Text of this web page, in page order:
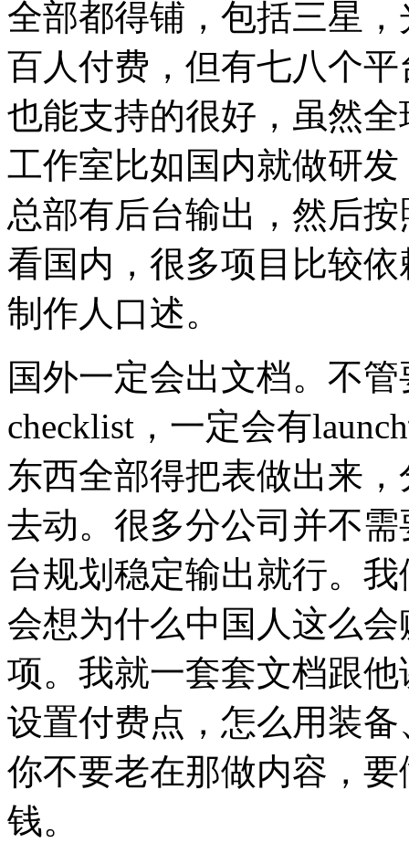
全部都得铺，包括三星
百人付费，但有七八个
也能支持的很好，虽然
工作室比如国内就做研
总部有后台输出，然后
看国内，很多项目比较
制作人口述。
国外一定会出文档。 不管
checklist，一定会有
东西全部得把表做出来
去动。 很多分公司并不
台规划稳定输出就行。 我
会想为什么中国人这么
项。 我就一套套文档跟
设置付费点，怎么用装
你不要老在那做内容，
钱。